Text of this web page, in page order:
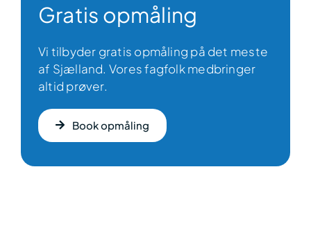
Gratis opmåling
Vi tilbyder gratis opmåling på det meste
af Sjælland. Vores fagfolk medbringer
altid prøver.
Book opmåling